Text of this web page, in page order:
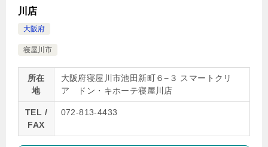
川店
大阪府
寝屋川市
所在
地
大阪府寝屋川市池田新町６−３ スマートクリ
ア ドン・キホーテ寝屋川店
TEL /
FAX
072-813-4433